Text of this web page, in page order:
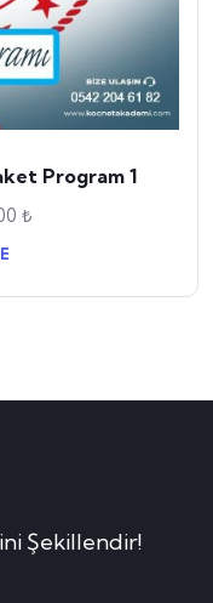
Program 1
₺
Şekillendir!